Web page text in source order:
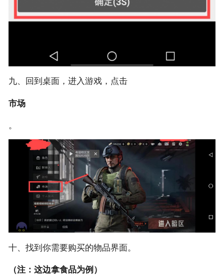
九、回到桌面，进入游戏，点击
市场
。
十、找到你需要购买的物品界面。
（注：这边拿食品为例）